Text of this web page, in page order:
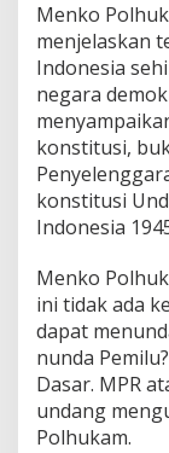
Menko
menjelaskan
Indonesia
negara
konstitusi,
konstitusi
Indonesia
Menko
ini tidak ada
dapat
nunda
Dasar. MPR
undang
Polhukam.